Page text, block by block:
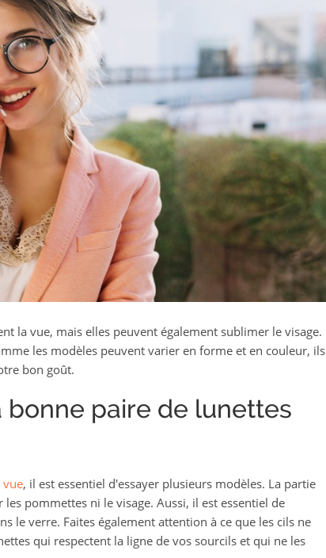
la vue, mais elles peuvent également sublimer le visage.
les modèles peuvent varier en forme et en couleur, ils
bon goût.
paire de lunettes
vue, il est essentiel d'essayer plusieurs modèles. La partie
pommettes ni le visage. Aussi, il est essentiel de
le verre. Faites également attention à ce que les cils ne
qui respectent la ligne de vos sourcils et qui ne les